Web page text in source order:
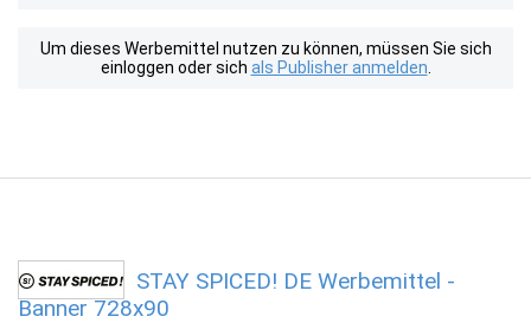
Um dieses Werbemittel nutzen zu können, müssen Sie sich
einloggen oder sich als Publisher anmelden
STAY SPICED! DE Werbemittel -
Banner 728x90